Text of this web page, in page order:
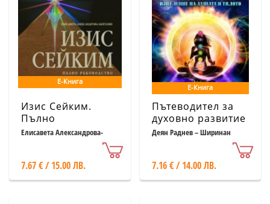
Е-Книга
Изис Сейким.
Пълно
ръководство
Елисавета Александрова-
7.67 € / 15.00 ЛВ.
Е-Книга
Пътеводител за
духовно развитие
Деян Раднев – Ширинан
7.16 € / 14.00 ЛВ.